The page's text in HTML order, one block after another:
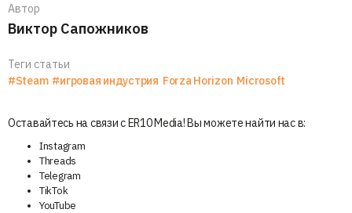
Автор
Виктор Сапожников
Теги статьи
#Steam #игровая индустрия Forza Horizon Microsoft
Оставайтесь на связи с ER10 Media! Вы можете найти нас в:
Instagram
Threads
Telegram
TikTok
YouTube